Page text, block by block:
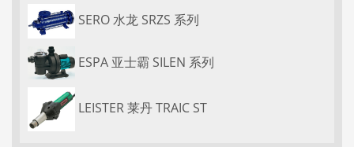
SERO 水龙 SRZS 系列
ESPA 亚士霸 SILEN 系列
LEISTER 莱丹 TRAIC ST